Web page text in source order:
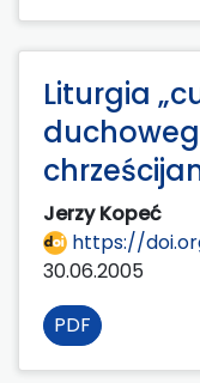
Liturgia
Jerzy Kopeć
https://
30.06.2005
PDF